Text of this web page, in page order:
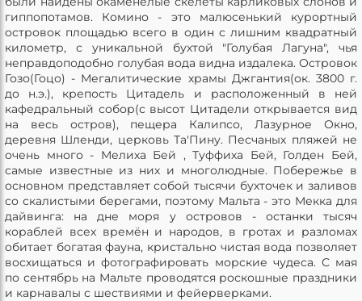
гиппопотамов. Комино - это малюсенький курортный
островок площадью всего в один с лишним квадратный
километр, с уникальной бухтой "Голубая Лагуна", чья
неправдоподобно голубая вода видна издалека. Островок
Гозо(Гоцо) - Мегалитические храмы Джгантия(ок. 3800 г.
до н.э.), крепость Цитадель и расположенный в ней
кафедральный собор(с высот Цитадели открывается вид
на весь остров), пещера Калипсо, Лазурное Окно,
деревня Шленди, церковь Та'Пину. Песчаных пляжей не
очень много - Мелиха Бей , Туффиха Бей, Голден Бей,
самые известные из них и многолюдные. Побережье в
основном представляет собой тысячи бухточек и заливов
со скалистыми берегами, поэтому Мальта - это Мекка для
дайвинга: на дне моря у островов - останки тысяч
кораблей всех времён и народов, в гротах и разломах
обитает богатая фауна, кристально чистая вода позволяет
восхищаться и фотографировать морские чудеса. С мая
по сентябрь на Мальте проводятся роскошные праздники
и карнавалы с шествиями и фейерверками.